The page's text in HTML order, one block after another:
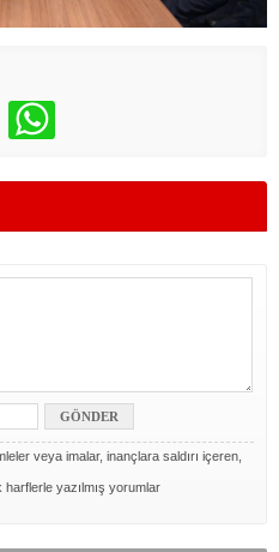
veya imalar, inançlara saldırı içeren,
yazılmış yorumlar